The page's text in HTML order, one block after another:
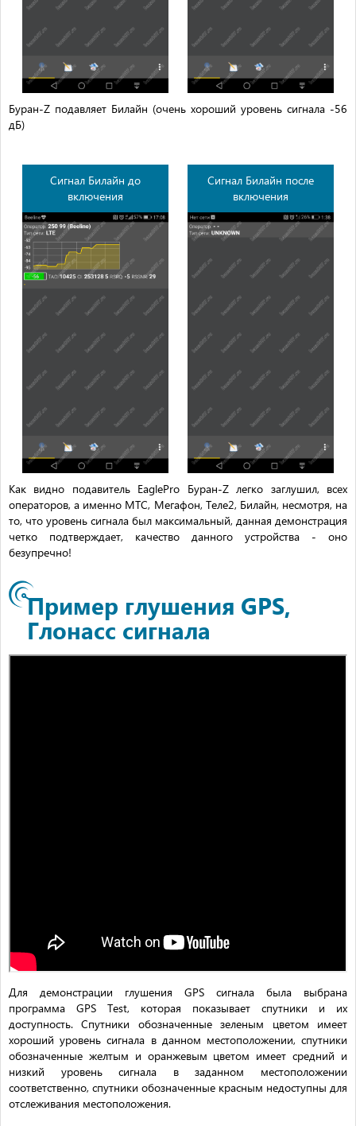
Буран-Z подавляет Билайн (очень хороший уровень сигнала -56
дБ)
Сигнал Билайн до
включения
Сигнал Билайн после
включения
Как видно подавитель EaglePro Буран-Z легко заглушил, всех
операторов, а именно МТС, Мегафон, Теле2, Билайн, несмотря, на
то, что уровень сигнала был максимальный, данная демонстрация
четко подтверждает, качество данного устройства - оно
безупречно!
Пример глушения GPS,
Глонасс сигнала
Для демонстрации глушения GPS сигнала была выбрана
программа GPS Test, которая показывает спутники и их
доступность. Спутники обозначенные зеленым цветом имеет
хороший уровень сигнала в данном местоположении, спутники
обозначенные желтым и оранжевым цветом имеет средний и
низкий уровень сигнала в заданном местоположении
соответственно, спутники обозначенные красным недоступны для
отслеживания местоположения.